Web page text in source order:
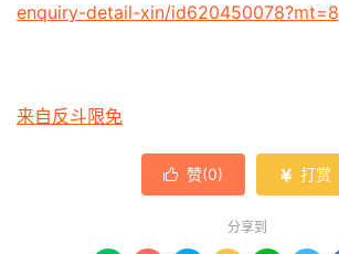
enquiry-detail-xin/id620450078?mt=8
来自反斗限免
 赞(0)  打赏
分享到